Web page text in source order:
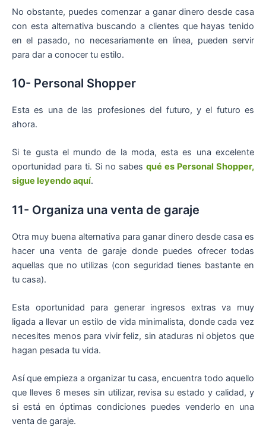
No obstante, puedes comenzar a ganar dinero desde casa
con esta alternativa buscando a clientes que hayas tenido
en el pasado, no necesariamente en línea, pueden servir
para dar a conocer tu estilo.
10- Personal Shopper
Esta es una de las profesiones del futuro, y el futuro es
ahora.
Si te gusta el mundo de la moda, esta es una excelente
oportunidad para ti. Si no sabes qué es Personal Shopper,
sigue leyendo aquí.
11- Organiza una venta de garaje
Otra muy buena alternativa para ganar dinero desde casa es
hacer una venta de garaje donde puedes ofrecer todas
aquellas que no utilizas (con seguridad tienes bastante en
tu casa).
Esta oportunidad para generar ingresos extras va muy
ligada a llevar un estilo de vida minimalista, donde cada vez
necesites menos para vivir feliz, sin ataduras ni objetos que
hagan pesada tu vida.
Así que empieza a organizar tu casa, encuentra todo aquello
que lleves 6 meses sin utilizar, revisa su estado y calidad, y
si está en óptimas condiciones puedes venderlo en una
venta de garaje.